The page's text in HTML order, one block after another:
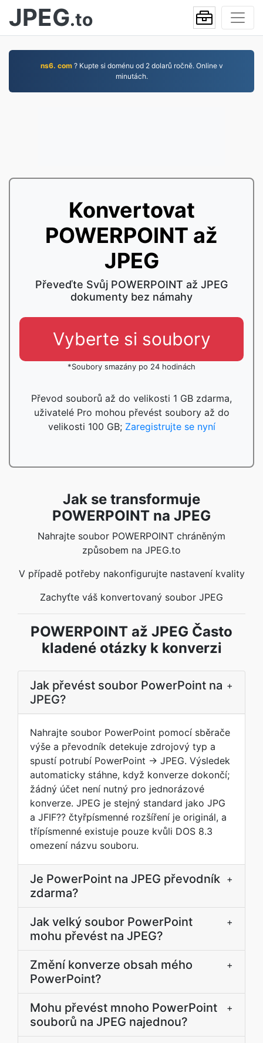
JPEG.to
ns6. com? Kupte si doménu od 2 dolarů ročně. Online v
minutách.
Konvertovat
POWERPOINT až
JPEG
Převeďte Svůj POWERPOINT až JPEG
dokumenty bez námahy
Vyberte si soubory
*Soubory smazány po 24 hodinách
Převod souborů až do velikosti 1 GB zdarma,
uživatelé Pro mohou převést soubory až do
velikosti 100 GB; Zaregistrujte se nyní
Jak se transformuje
POWERPOINT na JPEG
Nahrajte soubor POWERPOINT chráněným
způsobem na JPEG.to
V případě potřeby nakonfigurujte nastavení kvality
Zachyťte váš konvertovaný soubor JPEG
POWERPOINT až JPEG Často
kladené otázky k konverzi
Jak převést soubor PowerPoint na
JPEG?
+
Nahrajte soubor PowerPoint pomocí sběrače
výše a převodník detekuje zdrojový typ a
spustí potrubí PowerPoint → JPEG. Výsledek
automaticky stáhne, když konverze dokončí;
žádný účet není nutný pro jednorázové
konverze. JPEG je stejný standard jako JPG
a JFIF?? čtyřpísmenné rozšíření je originál, a
třípísmenné existuje pouze kvůli DOS 8.3
omezení názvu souboru.
Je PowerPoint na JPEG převodník
zdarma?
+
Jak velký soubor PowerPoint
mohu převést na JPEG?
+
Změní konverze obsah mého
PowerPoint?
+
Mohu převést mnoho PowerPoint
souborů na JPEG najednou?
+